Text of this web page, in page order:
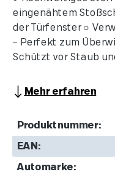
eingenähtem
der Türfenster ○
– Perfekt zum
Schützt vor Staub
Mehr erfahren
Produktnummer:
EAN:
Automarke: